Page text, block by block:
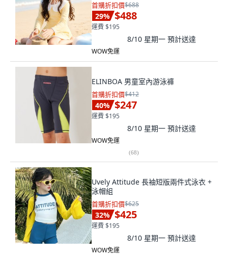
首購折扣價$688
29% $488
運費 $195
8/10 星期一 預計送達
WOW免運
ELINBOA 男童室內游泳褲
首購折扣價$412
40% $247
運費 $195
8/10 星期一 預計送達
WOW免運
(68)
Uvely Attitude 長袖短版兩件式泳衣 +
泳帽組
首購折扣價$625
32% $425
運費 $195
8/10 星期一 預計送達
WOW免運